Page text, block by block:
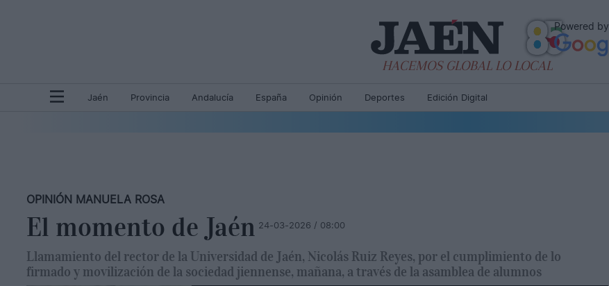
Powered by
HACEMOS GLOBAL LO LOCAL
Jaén Provincia Andalucía España Opinión Deportes Edición Digital
OPINIÓN MANUELA ROSA
El momento de Jaén 24-03-2026 / 08:00
Llamamiento del rector de la Universidad de Jaén, Nicolás Ruiz Reyes, por el cumplimiento de lo
firmado y movilización de la sociedad jiennense, mañana, a través de la asamblea de alumnos